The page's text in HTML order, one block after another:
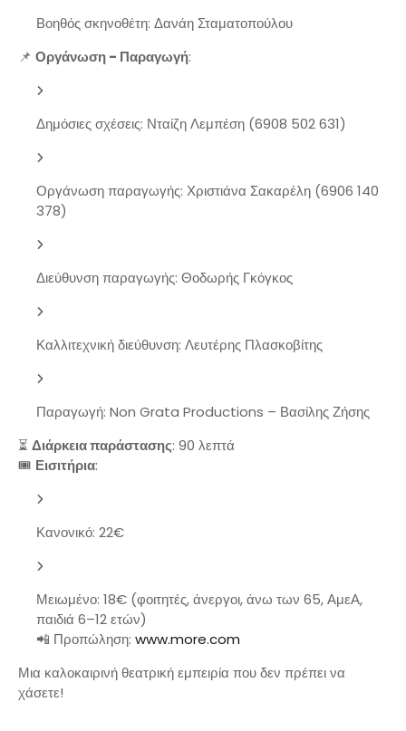
Βοηθός σκηνοθέτη: Δανάη Σταματοπούλου
📌 Οργάνωση - Παραγωγή:
Δημόσιες σχέσεις: Νταίζη Λεμπέση (6908 502 631)
Οργάνωση παραγωγής: Χριστιάνα Σακαρέλη (6906 140
378)
Διεύθυνση παραγωγής: Θοδωρής Γκόγκος
Καλλιτεχνική διεύθυνση: Λευτέρης Πλασκοβίτης
Παραγωγή: Non Grata Productions – Βασίλης Ζήσης
⏳ Διάρκεια παράστασης: 90 λεπτά
🎟 Εισιτήρια:
Κανονικό: 22€
Μειωμένο: 18€ (φοιτητές, άνεργοι, άνω των 65, ΑμεΑ,
παιδιά 6–12 ετών)
📲 Προπώληση: www.more.com
Μια καλοκαιρινή θεατρική εμπειρία που δεν πρέπει να
χάσετε!